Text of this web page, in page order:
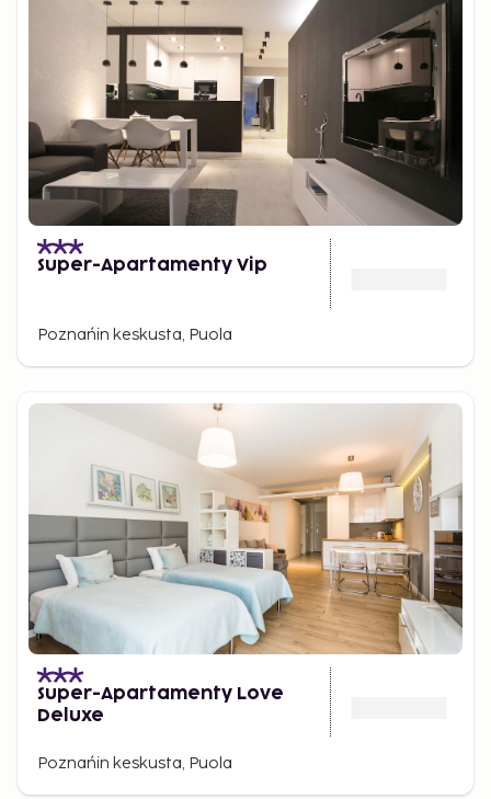
Super-Apartamenty Vip
Poznańin keskusta, Puola
Super-Apartamenty Love
Deluxe
Poznańin keskusta, Puola